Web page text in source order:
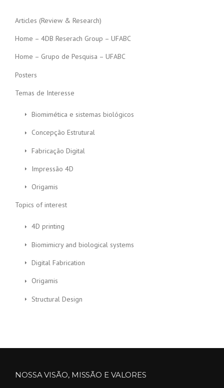
Articles (Review & Research)
Home – 4DB Reserach Group – UFABC
Home – Grupo de Pesquisa – UFABC
Posters
Temas de Interesse
Biomimética e sistemas biológicos
Concepção Estrutural
Fabricação Digital
Impressão 4D
Origamis
Topics of interest
4D printing
Biomimicry and biological systems
Digital Fabrication
Origamis
Structural Design
NOSSA VISÃO, MISSÃO E VALORES